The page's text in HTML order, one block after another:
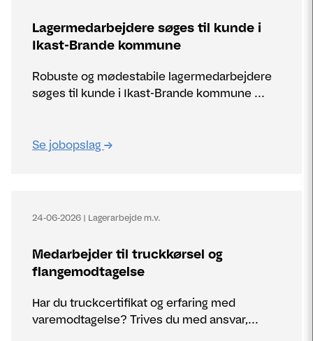
Lagermedarbejdere søges til kunde i
Ikast-Brande kommune
Robuste og mødestabile lagermedarbejdere
søges til kunde i Ikast-Brande kommune ...
Se jobopslag
24-06-2026 | Lagerarbejde m.v.
Medarbejder til truckkørsel og
flangemodtagelse
Har du truckcertifikat og erfaring med
varemodtagelse? Trives du med ansvar,...